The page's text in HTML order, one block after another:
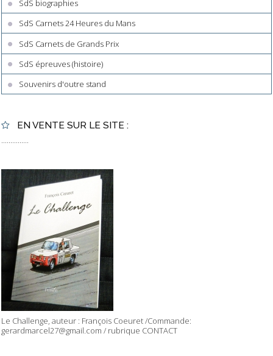
SdS biographies
SdS Carnets 24 Heures du Mans
SdS Carnets de Grands Prix
SdS épreuves (histoire)
Souvenirs d'outre stand
EN VENTE SUR LE SITE :
...............
Le Challenge, auteur : François Coeuret /Commande:
gerardmarcel27@gmail.com / rubrique CONTACT